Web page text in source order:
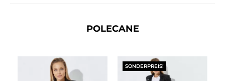
POLECANE
SONDERPREIS!